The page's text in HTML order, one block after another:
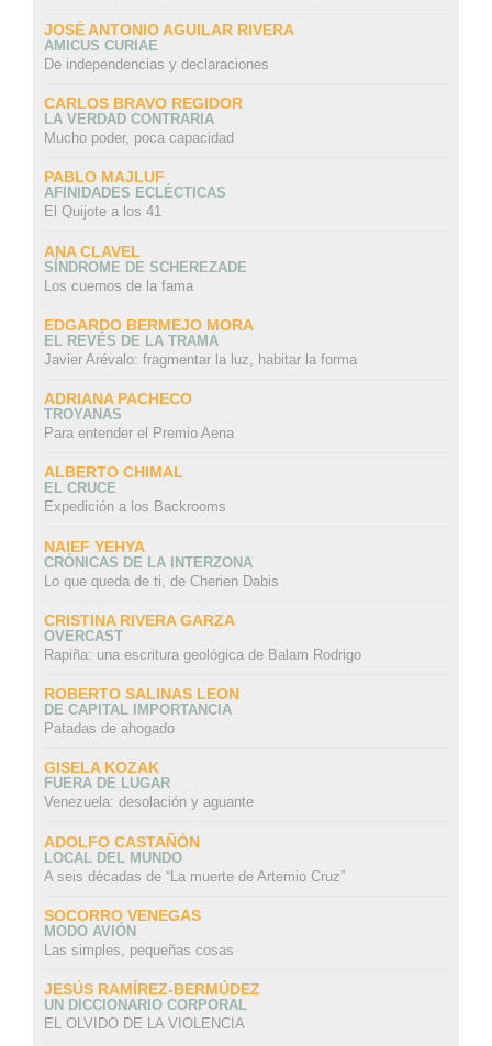
JOSÉ ANTONIO AGUILAR RIVERA
AMICUS CURIAE
De independencias y declaraciones
CARLOS BRAVO REGIDOR
LA VERDAD CONTRARIA
Mucho poder, poca capacidad
PABLO MAJLUF
AFINIDADES ECLÉCTICAS
El Quijote a los 41
ANA CLAVEL
SÍNDROME DE SCHEREZADE
Los cuernos de la fama
EDGARDO BERMEJO MORA
EL REVÉS DE LA TRAMA
Javier Arévalo: fragmentar la luz, habitar la forma
ADRIANA PACHECO
TROYANAS
Para entender el Premio Aena
ALBERTO CHIMAL
EL CRUCE
Expedición a los Backrooms
NAIEF YEHYA
CRÓNICAS DE LA INTERZONA
Lo que queda de ti, de Cherien Dabis
CRISTINA RIVERA GARZA
OVERCAST
Rapiña: una escritura geológica de Balam Rodrigo
ROBERTO SALINAS LEON
DE CAPITAL IMPORTANCIA
Patadas de ahogado
GISELA KOZAK
FUERA DE LUGAR
Venezuela: desolación y aguante
ADOLFO CASTAÑÓN
LOCAL DEL MUNDO
A seis décadas de “La muerte de Artemio Cruz”
SOCORRO VENEGAS
MODO AVIÓN
Las simples, pequeñas cosas
JESÚS RAMÍREZ-BERMÚDEZ
UN DICCIONARIO CORPORAL
EL OLVIDO DE LA VIOLENCIA